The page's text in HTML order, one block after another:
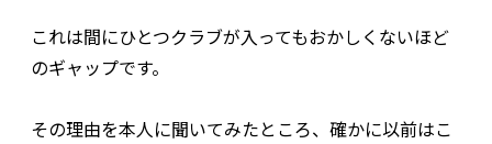
これは間にひとつクラブが入ってもおかしくないほど
のギャップです。
その理由を本人に聞いてみたところ、確かに以前はこ